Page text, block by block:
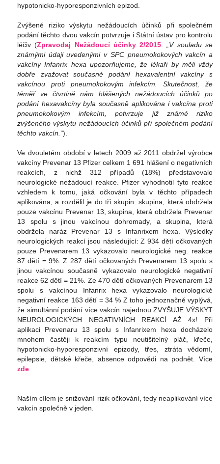
hypotonicko-hyporesponzivních epizod.
Zvýšené riziko výskytu nežádoucích účinků při společném
podání těchto dvou vakcín potvrzuje i Státní ústav pro kontrolu
léčiv (Zpravodaj Nežádoucí účinky 2/2015:
„V souladu se
známými údaji uvedenými v SPC pneumokokových vakcín a
vakcíny Infanrix hexa upozorňujeme, že lékaři by měli vždy
dobře zvažovat současné podání hexavalentní vakcíny s
vakcínou proti pneumokokovým infekcím. Skutečnost, že
téměř ve čtvrtině nám hlášených nežádoucích účinků po
podání hexavakcíny byla současně aplikována i vakcína proti
pneumokokovým infekcím, potvrzuje již známé riziko
zvýšeného výskytu nežádoucích účinků při společném podání
těchto vakcín.“).
Ve dvouletém období v letech 2009 až 2011 obdržel výrobce
vakcíny Prevenar 13 Pfizer celkem 1 691 hlášení o negativních
reakcích, z nichž 312 případů (18%) představovalo
neurologické nežádoucí reakce. Pfizer vyhodnotil tyto reakce
vzhledem k tomu, jaká očkování byla v těchto případech
aplikována, a rozdělil je do tři skupin: skupina, která obdržela
pouze vakcínu Prevenar 13, skupina, která obdržela Prevenar
13 spolu s jinou vakcínou dohromady, a skupina, která
obdržela naráz Prevenar 13 s Infanrixem hexa. Výsledky
neurologických reakcí jsou následující: Z 934 dětí očkovaných
pouze Prevenarem 13 vykazovalo neurologické neg. reakce
87 dětí = 9%. Z 287 dětí očkovaných Prevenarem 13 spolu s
jinou vakcínou současně vykazovalo neurologické negativní
reakce 62 dětí = 21%. Ze 470 dětí očkovaných Prevenarem 13
spolu s vakcínou Infanrix hexa vykazovalo neurologické
negativní reakce 163 dětí = 34 % Z toho jednoznačně vyplývá,
že simultánní podání více vakcín najednou ZVYŠUJE VÝSKYT
NEUROLOGICKÝCH NEGATIVNÍCH REAKCÍ AŽ 4x! Při
aplikaci Prevenaru 13 spolu s Infanrixem hexa docházelo
mnohem častěji k reakcím typu neutišitelný pláč, křeče,
hypotonicko-hyporesponzivní epizody, třes, ztráta vědomí,
epilepsie, dětské křeče, absence odpovědi na podnět. Více
zde
Naším cílem je snižování rizik očkování, tedy neaplikování více
vakcín společně v jeden.